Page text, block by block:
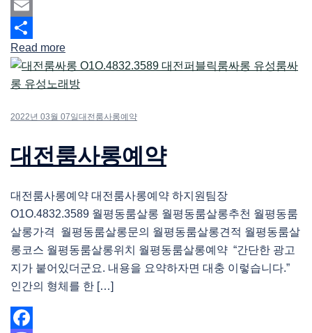
Mastodon
Email
Share
Read more
2022년 03월 07일 대전룸사롱예약
대전룸사롱예약
대전룸사롱예약 대전룸사롱예약 하지원팀장
O1O.4832.3589 월평동룸살롱 월평동룸살롱추천 월평동룸
살롱가격 월평동룸살롱문의 월평동룸살롱견적 월평동룸살
롱코스 월평동룸살롱위치 월평동룸살롱예약 “간단한 광고
지가 붙어있더군요. 내용을 요약하자면 대충 이렇습니다.”
인간의 형체를 한 […]